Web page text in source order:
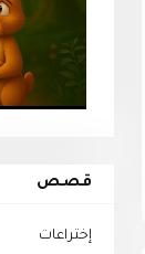
قصص
إختراعات